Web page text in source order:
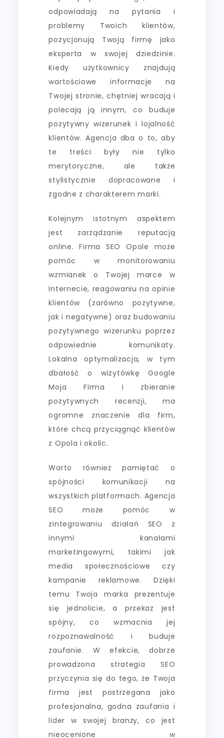
odpowiadają na pytania i
problemy Twoich klientów,
pozycjonują Twoją firmę jako
eksperta w swojej dziedzinie.
Kiedy użytkownicy znajdują
wartościowe informacje na
Twojej stronie, chętniej wracają i
polecają ją innym, co buduje
pozytywny wizerunek i lojalność
klientów. Agencja dba o to, aby
te treści były nie tylko
merytoryczne, ale także
stylistycznie dopracowane i
zgodne z charakterem marki.
Kolejnym istotnym aspektem
jest zarządzanie reputacją
online. Firma SEO Opole może
pomóc w monitorowaniu
wzmianek o Twojej marce w
Internecie, reagowaniu na opinie
klientów (zarówno pozytywne,
jak i negatywne) oraz budowaniu
pozytywnego wizerunku poprzez
odpowiednie komunikaty.
Lokalna optymalizacja, w tym
dbałość o wizytówkę Google
Moja Firma i zbieranie
pozytywnych recenzji, ma
ogromne znaczenie dla firm,
które chcą przyciągnąć klientów
z Opola i okolic.
Warto również pamiętać o
spójności komunikacji na
wszystkich platformach. Agencja
SEO może pomóc w
zintegrowaniu działań SEO z
innymi kanałami
marketingowymi, takimi jak
media społecznościowe czy
kampanie reklamowe. Dzięki
temu Twoja marka prezentuje
się jednolicie, a przekaz jest
spójny, co wzmacnia jej
rozpoznawalność i buduje
zaufanie. W efekcie, dobrze
prowadzona strategia SEO
przyczynia się do tego, że Twoja
firma jest postrzegana jako
profesjonalna, godna zaufania i
lider w swojej branży, co jest
nieocenione w